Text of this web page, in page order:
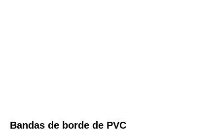
Bandas de borde de PVC